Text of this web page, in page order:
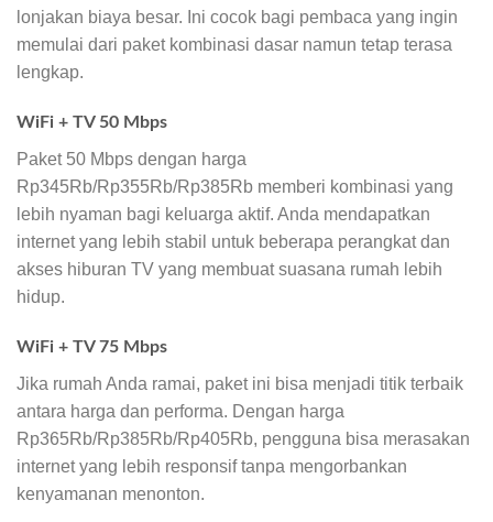
lonjakan biaya besar. Ini cocok bagi pembaca yang ingin
memulai dari paket kombinasi dasar namun tetap terasa
lengkap.
WiFi + TV 50 Mbps
Paket 50 Mbps dengan harga
Rp345Rb/Rp355Rb/Rp385Rb memberi kombinasi yang
lebih nyaman bagi keluarga aktif. Anda mendapatkan
internet yang lebih stabil untuk beberapa perangkat dan
akses hiburan TV yang membuat suasana rumah lebih
hidup.
WiFi + TV 75 Mbps
Jika rumah Anda ramai, paket ini bisa menjadi titik terbaik
antara harga dan performa. Dengan harga
Rp365Rb/Rp385Rb/Rp405Rb, pengguna bisa merasakan
internet yang lebih responsif tanpa mengorbankan
kenyamanan menonton.